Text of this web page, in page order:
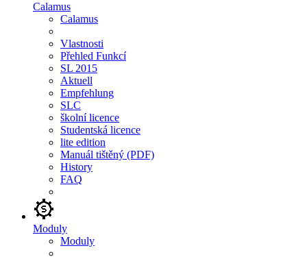
Calamus
Calamus
Vlastnosti
Přehled Funkcí
SL 2015
Aktuell
Empfehlung
SLC
školní licence
Studentská licence
lite edition
Manuál tištěný (PDF)
History
FAQ
Moduly
Moduly